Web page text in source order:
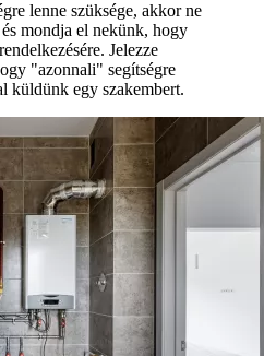
lenne szüksége, akkor ne
mondja el nekünk, hogy
Jelezze
"azonnali" segítségre
küldünk egy szakembert.